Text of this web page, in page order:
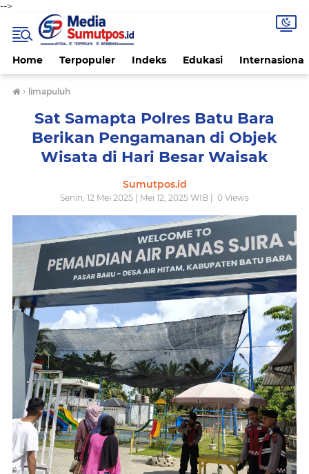
-->
Home Terpopuler Indeks Edukasi Internasional
› limapuluh
Sat Samapta Polres Batu Bara
Berikan Pengamanan di Objek
Wisata di Hari Besar Waisak
Sumutpos.id
Senin, 12 Mei 2025 | Mei 12, 2025 WIB | 0 Views